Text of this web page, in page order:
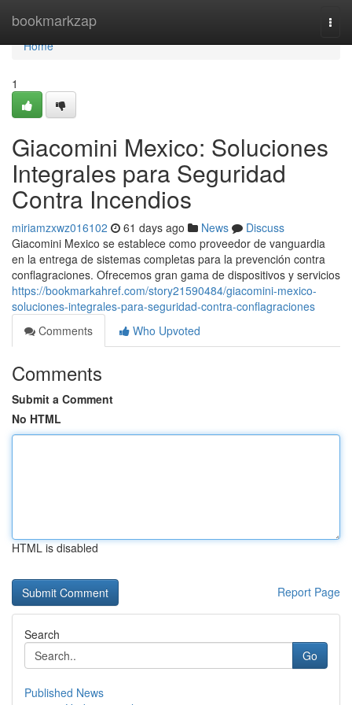
bookmarkzap
Home
Home
1
Giacomini Mexico: Soluciones
Integrales para Seguridad
Contra Incendios
miriamzxwz016102 61 days ago News
Discuss
Giacomini Mexico se establece como proveedor de vanguardia
en la entrega de sistemas completas para la prevención contra
conflagraciones. Ofrecemos gran gama de dispositivos y servicios
https://bookmarkahref.com/story21590484/giacomini-mexico-
soluciones-integrales-para-seguridad-contra-conflagraciones
Comments
Who Upvoted
Comments
Submit a Comment
No HTML
HTML is disabled
Report Page
Search
Go
Published News